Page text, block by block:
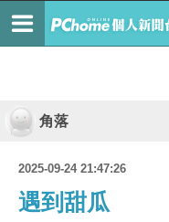
角落
2025-09-24 21:47:26
遇到甜瓜